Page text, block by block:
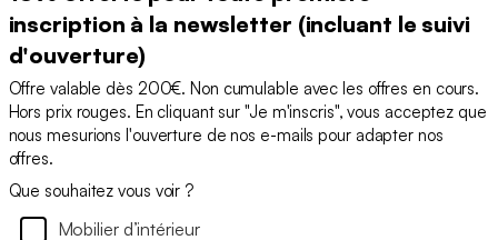
inscription à la newsletter (incluant le suivi
d'ouverture)
Offre valable dès 200€. Non cumulable avec les offres en cours.
Hors prix rouges. En cliquant sur "Je m'inscris", vous acceptez que
nous mesurions l'ouverture de nos e-mails pour adapter nos
offres.
Que souhaitez vous voir ?
Mobilier d’intérieur